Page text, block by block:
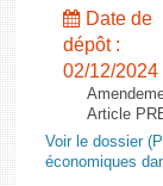
Budget et
Questions
Comptes
Date de
dépôt :
02/12/2024
Article
Voir le dossier
économiques